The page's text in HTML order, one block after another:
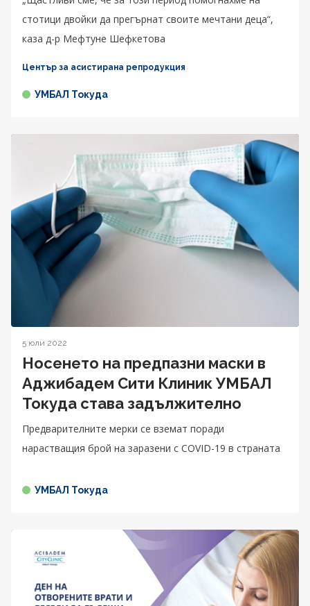
стотици двойки да прегърнат своите мечтани деца“,
каза д-р Мефтуне Шефкетова
Център за асистирана репродукция
УМБАЛ Токуда
5 юли 2022
Носенето на предпазни маски в
Аджибадем Сити Клиник УМБАЛ
Токуда става задължително
Предварителните мерки се вземат поради
нарастващия брой на заразени с COVID-19 в страната
УМБАЛ Токуда